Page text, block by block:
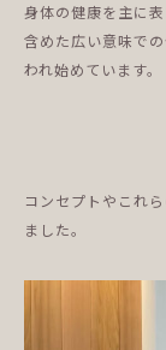
身体の健康を主に
含めた広い意味で
われ始めています。
コンセプトやこれ
ました。